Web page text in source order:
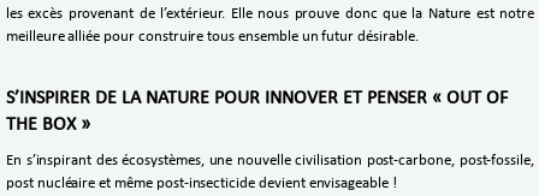
les excès provenant de l’extérieur. Elle nous prouve donc que la Nature est notre
meilleure alliée pour construire tous ensemble un futur désirable.
S’INSPIRER DE LA NATURE POUR INNOVER ET PENSER « OUT OF
THE BOX »
En s’inspirant des écosystèmes, une nouvelle civilisation post-carbone, post-fossile,
post nucléaire et même post-insecticide devient envisageable !